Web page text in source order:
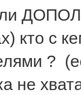
кто с
?
не